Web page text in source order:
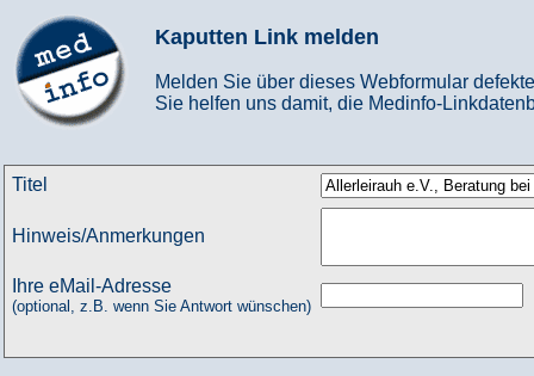
Kaputten Link melden
Melden Sie über dieses Webformular
Sie helfen uns damit, die Medinfo-
Titel
Hinweis/Anmerkungen
Ihre eMail-Adresse
(optional, z.B. wenn Sie Antwort wünschen)